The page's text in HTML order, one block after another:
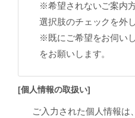
※希望されないご案内
選択肢のチェックを外
※既にご希望をお伺い
をお願いします。
[個人情報の取扱い]
ご入力された個人情報は